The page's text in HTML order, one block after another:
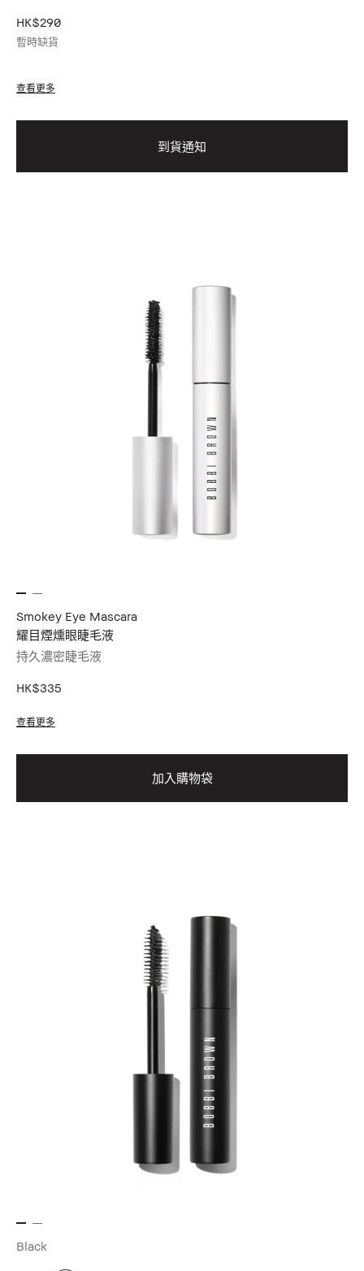
HK$290
暫時缺貨
查看更多
到貨通知
Smokey Eye Mascara
耀目煙燻眼睫毛液
持久濃密睫毛液
HK$335
查看更多
加入購物袋
Black